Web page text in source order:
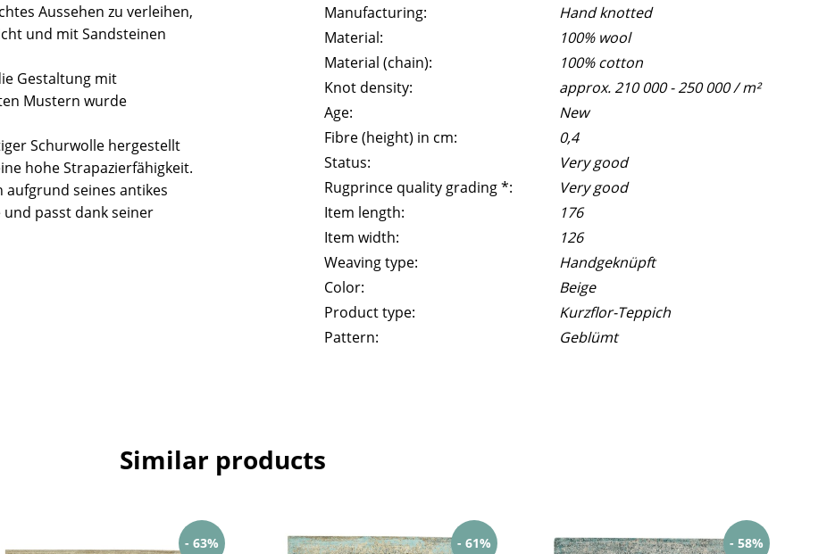
Aussehen zu verleihen,
und mit Sandsteinen
Gestaltung mit
Mustern wurde
Schurwolle hergestellt
hohe Strapazierfähigkeit.
aufgrund seines antikes
passt dank seiner
Manufacturing:
Hand knotted
Material:
100% wool
Material (chain):
100% cotton
Knot density:
approx. 210 000 - 250 000 / m²
Age:
New
Fibre (height) in cm:
0,4
Status:
Very good
Rugprince quality grading *:
Very good
Item length:
176
Item width:
126
Weaving type:
Handgeknüpft
Color:
Beige
Product type:
Kurzflor-Teppich
Pattern:
Geblümt
Similar products
- 63% - 61% - 58%